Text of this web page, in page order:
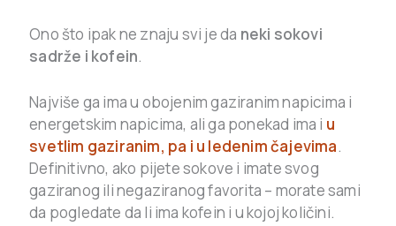
Ono što ipak ne znaju svi je da neki sokovi
sadrže i kofein.
Najviše ga ima u obojenim gaziranim napicima i
energetskim napicima, ali ga ponekad ima i u
svetlim gaziranim, pa i u ledenim čajevima.
Definitivno, ako pijete sokove i imate svog
gaziranog ili negaziranog favorita – morate sami
da pogledate da li ima kofein i u kojoj količini.